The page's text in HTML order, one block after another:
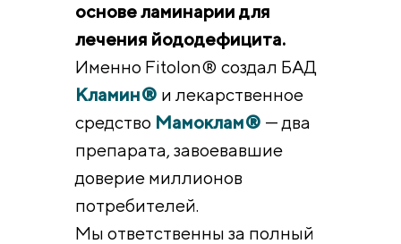
Мы ответственны за полный
основе ламинарии для
лечения йододефицита.
Именно Fitolon® создал БАД
Кламин® и лекарственное
средство Мамоклам® — два
препарата, завоевавшие
доверие миллионов
потребителей.